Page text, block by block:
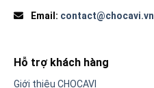
Email: contact@chocavi.vn
Hỗ trợ khách hàng
Giới thiệu CHOCAVI